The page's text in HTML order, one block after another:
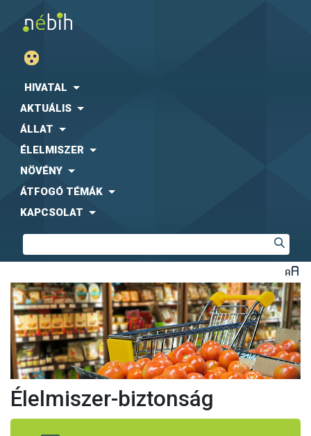
HIVATAL
AKTUÁLIS
ÁLLAT
ÉLELMISZER
NÖVÉNY
ÁTFOGÓ TÉMÁK
KAPCSOLAT
Élelmiszer-biztonság